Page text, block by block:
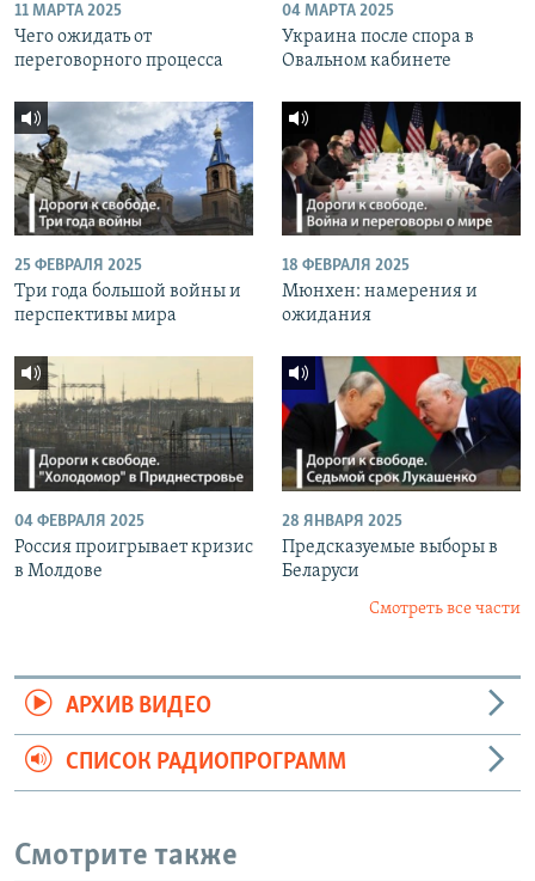
11 МАРТА 2025
Чего ожидать от
переговорного процесса
04 МАРТА 2025
Украина после спора в
Овальном кабинете
25 ФЕВРАЛЯ 2025
Три года большой войны и
перспективы мира
18 ФЕВРАЛЯ 2025
Мюнхен: намерения и
ожидания
04 ФЕВРАЛЯ 2025
Россия проигрывает кризис
в Молдове
28 ЯНВАРЯ 2025
Предсказуемые выборы в
Беларуси
Смотреть все части
АРХИВ ВИДЕО
СПИСОК РАДИОПРОГРАММ
Смотрите также